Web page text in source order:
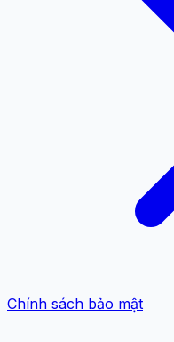
Chính sách bảo mật